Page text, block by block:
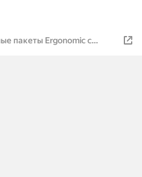
пакеты Ergonomic с